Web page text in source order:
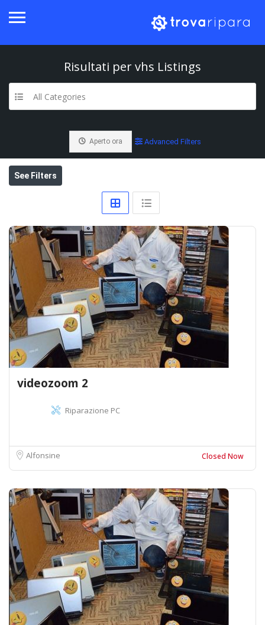
Risultati pervhs Listings
All Categories
Aperto ora Advanced Filters
See Filters
videozoom 2
Riparazione PC
Alfonsine Closed Now